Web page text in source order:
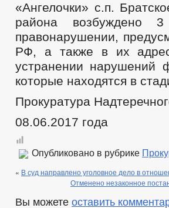
«Ангелочки» с.п.
района возбуждено
правонарушении,
РФ, а также в их
устранении нарушений
которые находятся в
Прокуратура
08.06.2017 года
Опубликовано в рубрике
« В суд направлено уголовное дело в
Отменено незаконное
Вы можете оставить